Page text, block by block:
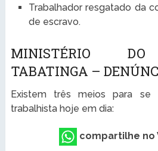
Trabalhador resgatado da
de escravo.
MINISTÉRIO DO
TABATINGA –
Existem três meios para se
trabalhista hoje em dia:
compartilhe no